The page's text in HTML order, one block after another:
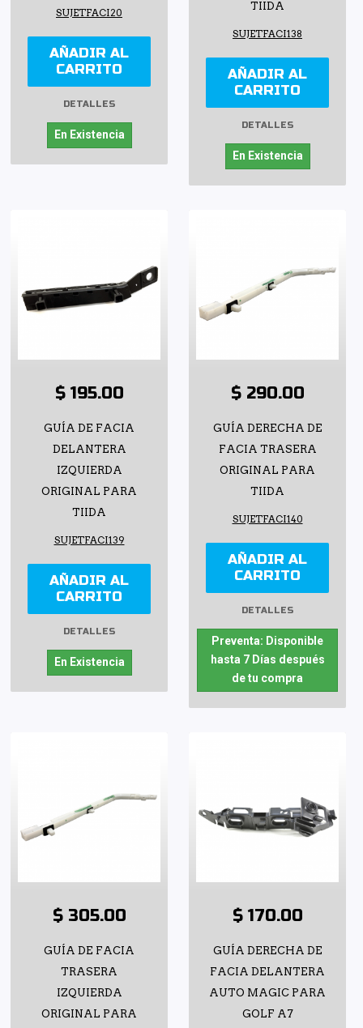
SUJETFACI20
AÑADIR AL
CARRITO
DETALLES
En Existencia
TIIDA
SUJETFACI138
AÑADIR AL
CARRITO
DETALLES
En Existencia
$ 195.00
GUÍA DE FACIA
DELANTERA
IZQUIERDA
ORIGINAL PARA
TIIDA
SUJETFACI139
AÑADIR AL
CARRITO
DETALLES
En Existencia
$ 290.00
GUÍA DERECHA DE
FACIA TRASERA
ORIGINAL PARA
TIIDA
SUJETFACI140
AÑADIR AL
CARRITO
DETALLES
Preventa: Disponible
hasta 7 Días después
de tu compra
$ 305.00
GUÍA DE FACIA
TRASERA
IZQUIERDA
ORIGINAL PARA
$ 170.00
GUÍA DERECHA DE
FACIA DELANTERA
AUTO MAGIC PARA
GOLF A7